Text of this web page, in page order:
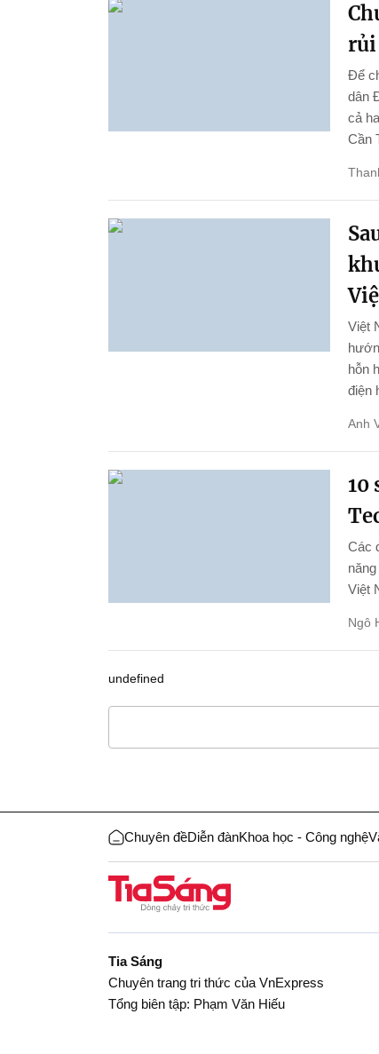
Để
dân
cả
Cần
Việt
hỗn
điện
Anh
10
Các
Việt
Ngô
undefined
Chuyên đềDiễn đànKhoa học - Công nghệ
Tia Sáng
Chuyên trang tri thức của VnExpress
Tổng biên tập: Phạm Văn Hiếu